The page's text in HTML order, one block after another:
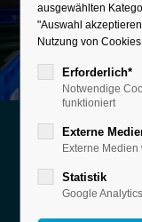
nicht.
Der Eintrag
nicht.
Die smarte
ausgewählten
"Auswahl
Nutzung von
Erforderlich*
Notwendige
funktioniert
Externe
Externe
Statistik
Google